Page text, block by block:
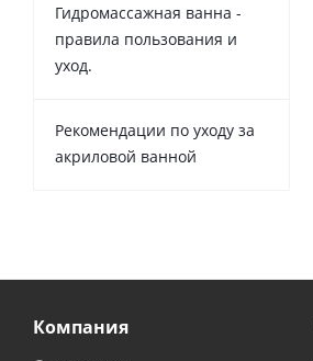
Гидромассажная ванна -
правила пользования и
уход.
Рекомендации по уходу за
акриловой ванной
Компания